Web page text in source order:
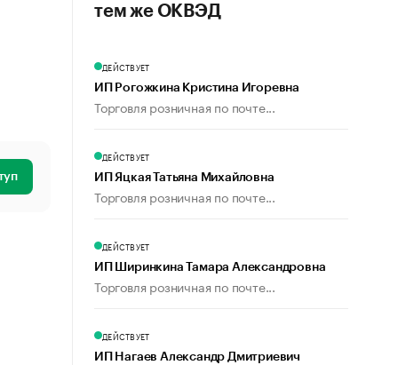
тем же ОКВЭД
ДЕЙСТВУЕТ
ИП Рогожкина Кристина Игоревна
Торговля розничная по почте...
ДЕЙСТВУЕТ
ИП Яцкая Татьяна Михайловна
Торговля розничная по почте...
ДЕЙСТВУЕТ
ИП Ширинкина Тамара Александровна
Торговля розничная по почте...
ДЕЙСТВУЕТ
ИП Нагаев Александр Дмитриевич